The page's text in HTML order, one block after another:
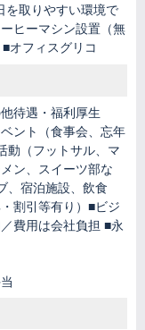
取りやすい環境で
ヒーマシン設置（無
オフィスグリコ
待遇・福利厚生
ント（食事会、忘年
動（フットサル、マ
ン、スイーツ部な
、宿泊施設、飲食
割引等有り）■ビジ
費用は会社負担 ■永